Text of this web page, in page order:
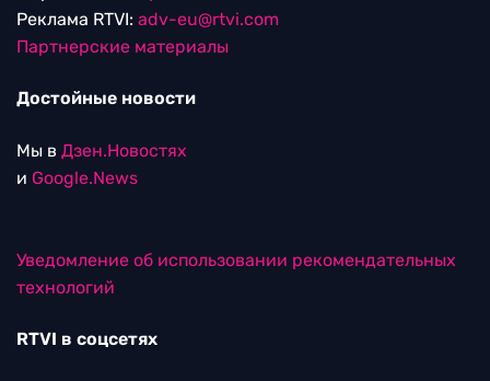
Реклама RTVI: adv-eu@rtvi.com
Партнерские материалы
Достойные новости
Мы в Дзен.Новостях
и Google.News
Уведомление об использовании рекомендательных
технологий
RTVI в соцсетях